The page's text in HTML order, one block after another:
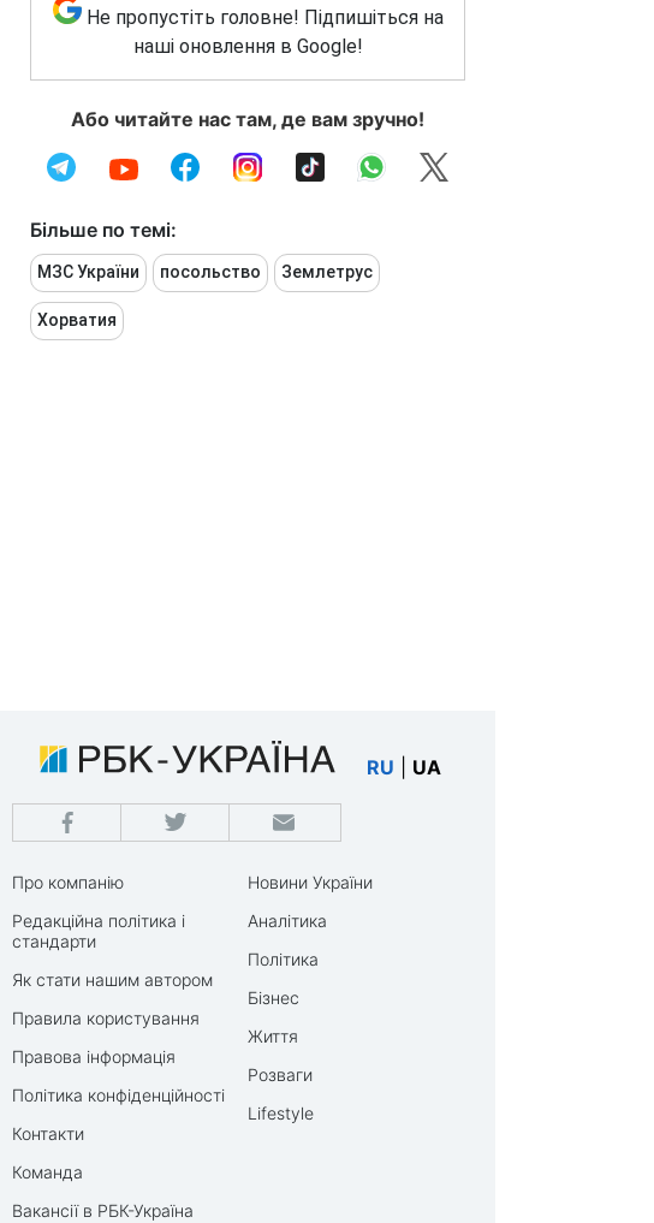
Не пропустіть головне! Підпишіться на
наші оновлення в Google!
Або читайте нас там, де вам зручно!
Більше по темі:
МЗС України посольство Землетрус
Хорватия
RU UA
Про компанію
Редакційна політика і
стандарти
Як стати нашим автором
Правила користування
Правова інформація
Політика конфіденційності
Контакти
Команда
Вакансії в РБК-Україна
Новини України
Аналітика
Політика
Бізнес
Життя
Розваги
Lifestyle